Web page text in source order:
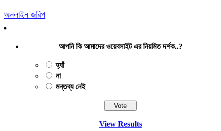
অনলাইন জরিপ
আপনি কি আমাদের ওয়েবসাইট এর নিয়মিত দর্শক..?
হ্যাঁ
না
মন্তব্য নেই
View Results